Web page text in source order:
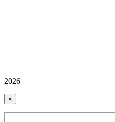
2026
×